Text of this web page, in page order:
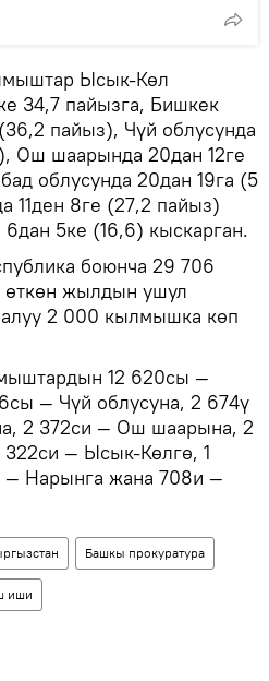
Ысык-Көл
34,7 пайызга, Бишкек
пайыз), Чүй облусунда
Ош шаарында 20дан 12ге
облусунда 20дан 19га (5
11ден 8ге (27,2 пайыз)
5ке (16,6) кыскарган.
боюнча 29 706
жылдын ушул
2 000 кылмышка көп
12 620сы —
— Чүй облусуна, 2 674ү
2 372си — Ош шаарына, 2
— Ысык-Көлгө, 1
— Нарынга жана 708и —
Башкы прокуратура
иши